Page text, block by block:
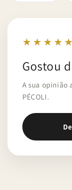
★★★★★
Gostou
A sua opinião
PÉCOLI.